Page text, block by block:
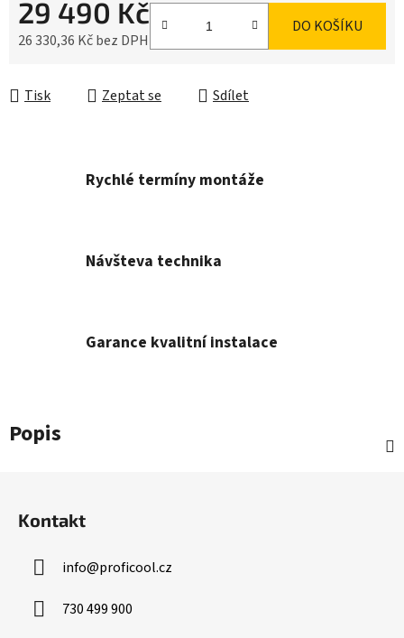
29 490 Kč
26 330,36 Kč bez DPH
DO KOŠÍKU
Tisk Zeptat se Sdílet
Rychlé termíny montáže
Návšteva technika
Garance kvalitní instalace
Popis
Kontakt
info@proficool.cz
730 499 900